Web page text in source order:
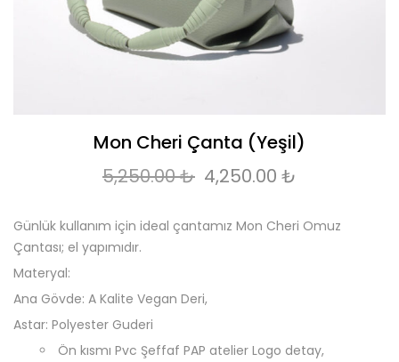
Mon Cheri Çanta (Yeşil)
5,250.00₺ Orijinal fiyat: 5,250.00
4,250.00 ₺
Günlük kullanım için ideal çantamız Mon Cheri Omuz
Çantası; el yapımıdır.
Materyal:
Ana Gövde: A Kalite Vegan Deri,
Astar: Polyester Guderi
Ön kısmı Pvc Şeffaf PAP atelier Logo detay,